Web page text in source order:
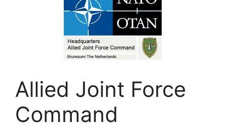
Allied Joint Force
Command